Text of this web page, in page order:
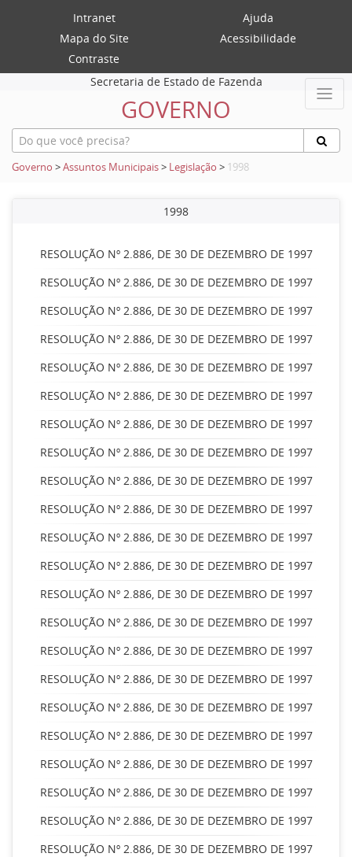
Intranet
Ajuda
Mapa do Site
Acessibilidade
Contraste
Secretaria de Estado de Fazenda
GOVERNO
Governo >Assuntos Municipais> Legislação > 1998
1998
RESOLUÇÃO Nº 2.886, DE 30 DE DEZEMBRO DE 1997
RESOLUÇÃO Nº 2.886, DE 30 DE DEZEMBRO DE 1997
RESOLUÇÃO Nº 2.886, DE 30 DE DEZEMBRO DE 1997
RESOLUÇÃO Nº 2.886, DE 30 DE DEZEMBRO DE 1997
RESOLUÇÃO Nº 2.886, DE 30 DE DEZEMBRO DE 1997
RESOLUÇÃO Nº 2.886, DE 30 DE DEZEMBRO DE 1997
RESOLUÇÃO Nº 2.886, DE 30 DE DEZEMBRO DE 1997
RESOLUÇÃO Nº 2.886, DE 30 DE DEZEMBRO DE 1997
RESOLUÇÃO Nº 2.886, DE 30 DE DEZEMBRO DE 1997
RESOLUÇÃO Nº 2.886, DE 30 DE DEZEMBRO DE 1997
RESOLUÇÃO Nº 2.886, DE 30 DE DEZEMBRO DE 1997
RESOLUÇÃO Nº 2.886, DE 30 DE DEZEMBRO DE 1997
RESOLUÇÃO Nº 2.886, DE 30 DE DEZEMBRO DE 1997
RESOLUÇÃO Nº 2.886, DE 30 DE DEZEMBRO DE 1997
RESOLUÇÃO Nº 2.886, DE 30 DE DEZEMBRO DE 1997
RESOLUÇÃO Nº 2.886, DE 30 DE DEZEMBRO DE 1997
RESOLUÇÃO Nº 2.886, DE 30 DE DEZEMBRO DE 1997
RESOLUÇÃO Nº 2.886, DE 30 DE DEZEMBRO DE 1997
RESOLUÇÃO Nº 2.886, DE 30 DE DEZEMBRO DE 1997
RESOLUÇÃO Nº 2.886, DE 30 DE DEZEMBRO DE 1997
RESOLUÇÃO Nº 2.886, DE 30 DE DEZEMBRO DE 1997
RESOLUÇÃO Nº 2.886, DE 30 DE DEZEMBRO DE 1997